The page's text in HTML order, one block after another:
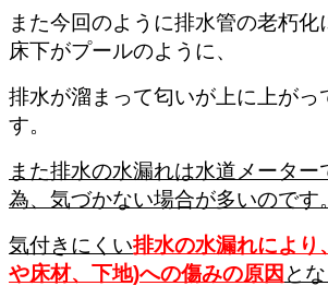
また今回のように排水管の老朽化
床下がプールのように、
排水が溜まって匂いが上に上がっ
す。
また排水の水漏れは水道メーター
為、気づかない場合が多いのです。
気付きにくい排水の水漏れにより
や床材、下地)への傷みの原因 と